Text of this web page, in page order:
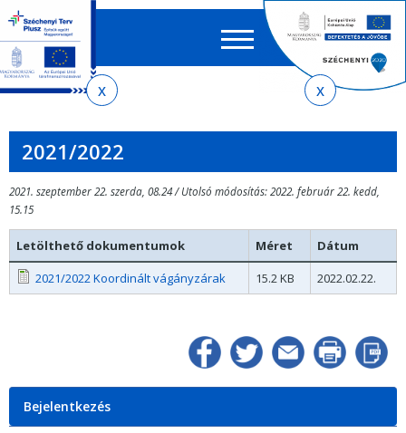
almenühöz
tartalomra
oldaltérképre
EN HU
űrlap
2021/2022
2021. szeptember 22. szerda, 08.24 / Utolsó módosítás: 2022. február 22. kedd,
15.15
Letölthető dokumentumok Méret
Dátum
2021/2022 Koordinált vágányzárak
15.2 KB 2022.02.22.
Bejelentkezés